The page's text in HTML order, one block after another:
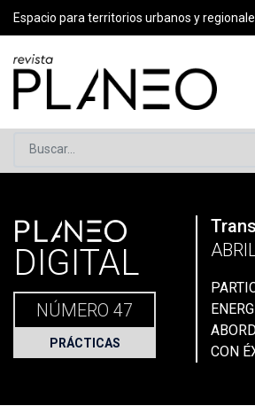
Espacio para territorios urbanos y
Buscar...
Portada» Planeo Hoy Planeo Digital
PLANEO
DIGITAL
NÚMERO 47
PRÁCTICAS
CON